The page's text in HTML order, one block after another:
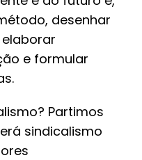
desenhar
e formular
Partimos
sindicalismo